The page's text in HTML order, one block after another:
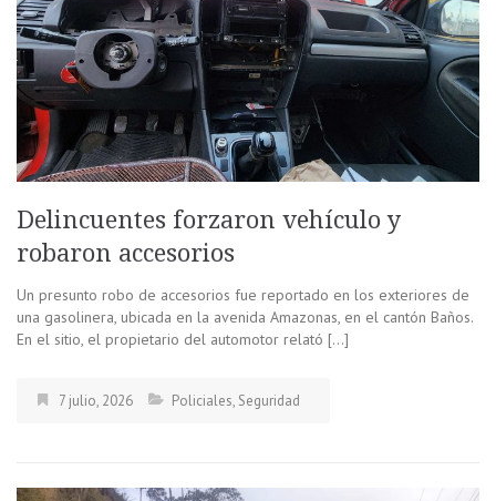
Delincuentes forzaron vehículo y
robaron accesorios
Un presunto robo de accesorios fue reportado en los exteriores de
una gasolinera, ubicada en la avenida Amazonas, en el cantón Baños.
En el sitio, el propietario del automotor relató […]
7 julio, 2026 Policiales, Seguridad